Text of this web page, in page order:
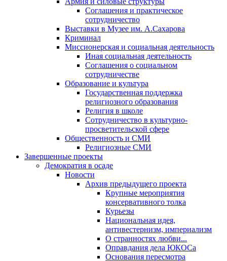
Соглашения и практическое
сотрудничество
Выставки в Музее им. А.Сахарова
Криминал
Миссионерская и социальная деятельность
Иная социальная деятельность
Соглашения о социальном
сотрудничестве
Образование и культура
Государственная поддержка
религиозного образования
Религия в школе
Сотрудничество в культурно-
просветительской сфере
Общественность и СМИ
Религиозные СМИ
Завершенные проекты
Демократия в осаде
Новости
Архив предыдущего проекта
Крупные мероприятия
консервативного толка
Курьезы
Национальная идея,
антивестернизм, империализм
О странностях любви...
Оправдания дела ЮКОСа
Основания пересмотра